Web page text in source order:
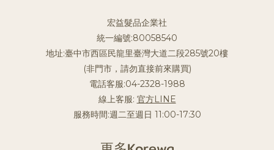
宏益髮品企業社
統一編號:80058540
地址:臺中市西區民龍里臺灣大道二段285號20樓
(非門市，請勿直接前來購買)
電話客服:04-2328-1988
線上客服: 官方LINE
服務時間:週二至週日 11:00-17:30